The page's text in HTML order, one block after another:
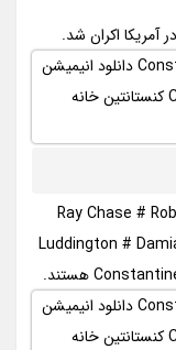
Ray Chase #
Luddington #